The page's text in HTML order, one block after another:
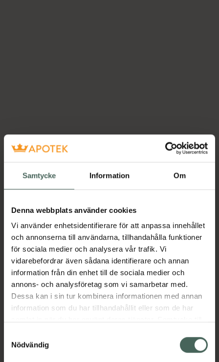
Samtycke Information Om
Denna webbplats använder cookies
Vi använder enhetsidentifierare för att anpassa innehållet
och annonserna till användarna, tillhandahålla funktioner
för sociala medier och analysera vår trafik. Vi
vidarebefordrar även sådana identifierare och annan
information från din enhet till de sociala medier och
annons- och analysföretag som vi samarbetar med.
Dessa kan i sin tur kombinera informationen med annan
information som du har tillhandahållit eller som de har
återkalla ditt samtycke via webbplatsens
cookieinställningar. Ett återkallat samtycke påverkar inte
Nödvändig